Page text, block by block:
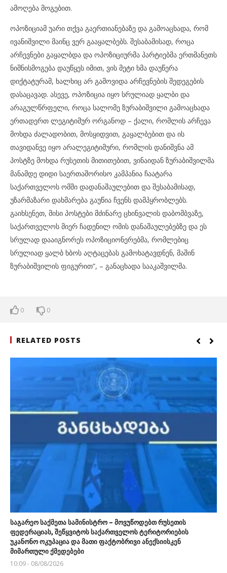
ამოღება მოგებით.
ოპოზიციამ უარი თქვა გაერთიანებაზე და გამოაცხადა, რომ
ივანიშვილი მაინც ვერ გააყალბებს. შესაბამისად, როცა
არჩევნები გაყალბდა და ოპოზიციურმა პარტიებმა ერთმანეთს
ნიშნისმოგება დაუწყეს იმით, ვის მეტი ხმა დაუწერა
დიქტატურამ, ხალხიც არ გამოვიდა არჩევნების შედეგების
დასაცავად. ასევე, ოპოზიცია იყო სრულიად ყალბი და
არაგულწრფელი, როცა სალომე ზურაბიშვილი გამოაცხადა
ერთადერთ ლეგიტიმურ ორგანოდ – ქალი, რომლის არჩევა
მოხდა ძალადობით, მოსყიდვით, გაყალბებით და ის
თავიდანვე იყო არალეგიტიმური, რომლის დანიშვნა ამ
პოსტზე მოხდა რუსეთის მითითებით, ვინაიდან ზურაბიშვილმა
მანამდე დიდი საერთაშორისო კამპანია ჩაატარა
საქართველოს ომში დადანაშაულებით და შესაბამისად,
უზარმაზარი დახმარება გაუწია ჩვენს დამპყრობლებს.
გაიხსენეთ, მისი პოსტები მძინარე ცხინვალის დაბომბვაზე,
საქართველოს მიერ ჩადენილ ომის დანაშაულებებზე და ეს
სრულად დააიგნორეს ოპოზიციონერებმა, რომლებიც
სრულიად ყალბ ხბოს აღტაცებას გამოხატავდნენ, მაშინ
ზურაბიშვილის ფიგურით“, – განაცხადა სააკაშვილმა.
0 0
RELATED POSTS
საგარეო საქმეთა სამინისტრო – მოვუწოდებთ რუსეთის
ფედერაციას, შეწყვიტოს საქართველოს ტერიტორიების
უკანონო ოკუპაცია და მათი ფაქტობრივი ანექსიისკენ
მიმართული ქმედებები
10:09 - 08/08/2026